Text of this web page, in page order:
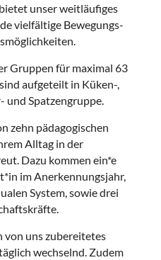
unser weitläufiges
vielfältige Bewegungs-
Gruppen für maximal 63
aufgeteilt in Küken-,
und Spatzengruppe.
zehn pädagogischen
Alltag in der
Dazu kommen ein*e
im Anerkennungsjahr,
System, sowie drei
von uns zubereitetes
wechselnd. Zudem